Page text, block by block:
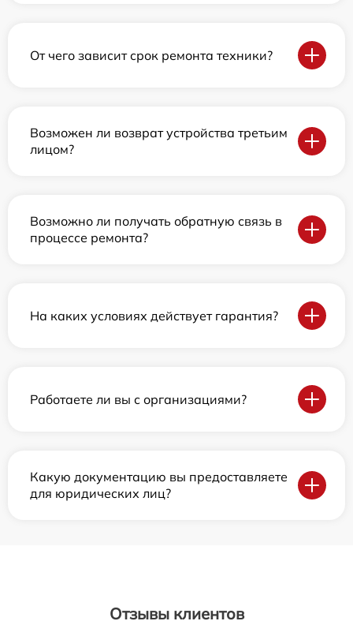
От чего зависит срок ремонта техники?
Возможен ли возврат устройства третьим
лицом?
Возможно ли получать обратную связь в
процессе ремонта?
На каких условиях действует гарантия?
Работаете ли вы с организациями?
Какую документацию вы предоставляете
для юридических лиц?
Отзывы клиентов